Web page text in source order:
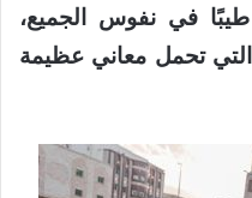
في نفوس الجميع،
تحمل معاني عظيمة